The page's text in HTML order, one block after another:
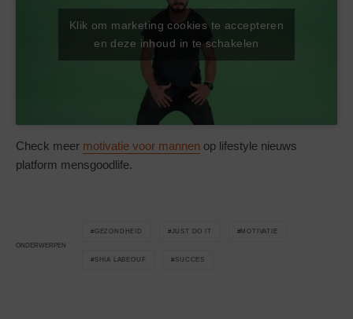
Klik om marketing cookies te accepteren
en deze inhoud in te schakelen
Check meer motivatie voor mannen op lifestyle nieuws
platform mensgoodlife.
ONDERWERPEN
GEZONDHEID JUST DO IT MOTIVATIE
SHIA LABEOUF SUCCES